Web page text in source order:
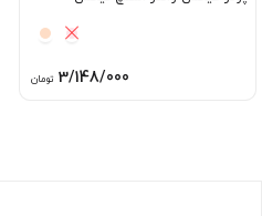
3/148/000 تومان